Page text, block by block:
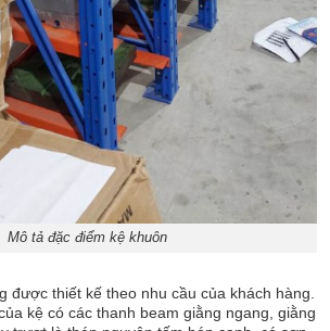
Mô tả đặc điểm kệ khuôn
được thiết kế theo nhu cầu của khách hàng.
kệ có các thanh beam giằng ngang, giằng